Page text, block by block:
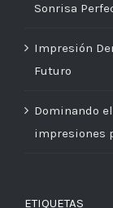
Sonrisa
Impresión
Futuro
Dominando
impresiones
ETIQUETAS